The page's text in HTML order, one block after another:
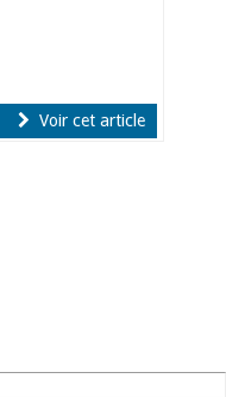
Voir cet article